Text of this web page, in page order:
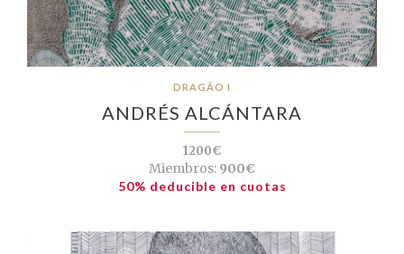
DRAGÃO I
ANDRÉS ALCÁNTARA
1200€
Miembros: 900€
50% deducible en cuotas